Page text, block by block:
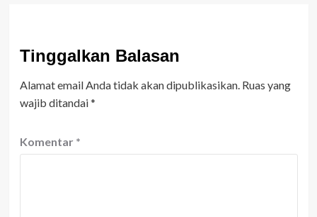
Tinggalkan Balasan
Alamat email Anda tidak akan dipublikasikan. Ruas yang
wajib ditandai*
Komentar *